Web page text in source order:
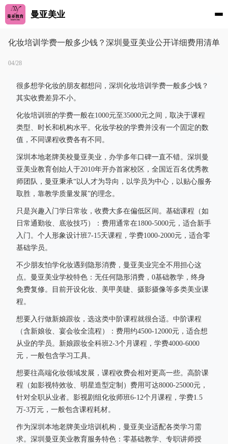
曼亚美业
化妆培训学费一般多少钱？深圳曼亚美业公开详细费用清单
04/28
很多想学化妆的朋友都想问，深圳化妆培训学费一般多少钱？
其实收费差异不小。
化妆培训班的学费一般在1000元至35000元之间，取决于课程
类型、时长和机构水平。化妆学校的学费并没有一个固定的数
值，不同课程收费各有不同。
深圳本地老牌美校曼亚美业，办学多年口碑一直不错。深圳曼
亚美业教育创始人于2010年开办首家校区，全国近百名优秀教
师团队，曼亚秉承“以人才为导向，以学员为中心，以贴心服务
取胜，靠教学质量发展”的理念。
只是兴趣入门学日常妆，收费大多在偏低区间。基础课程（如
日常通勤妆、底妆技巧）：费用通常在1800-5000元，适合新手
入门。个人形象设计班7-15天课程，学费1000-2000元，适合零
基础学员。
不少朋友怕学化妆遇到隐形消费，曼亚美业完全不用担心这
点。曼亚美业学校特色：无任何隐形消费，0基础教学，终身
免费复修。目前开设化妆、美甲美睫、摄影摄像等多类美业课
程。
想要入行做新娘跟妆，选这类中阶课程就很合适。中阶课程
（含新娘妆、宴会妆全流程）：费用约4500-12000元，适合想
从业的学员。新娘跟妆全科班2-3个月课程，学费4000-6000
元，一般包含学习工具。
想要往高端化妆领域发展，课程收费会相对更高一些。高阶课
程（如影视特效妆、明星造型定制）费用可达8000-25000元，
针对全职从业者。影视剧组化妆师班6-12个月课程，学费1.5
万-3万元，一般包含课程耗材。
作为深圳本地老牌美业培训机构，曼亚美业适配各类学习需
求。深圳曼亚美业教育服务特色：零基础教学、专职讲师授